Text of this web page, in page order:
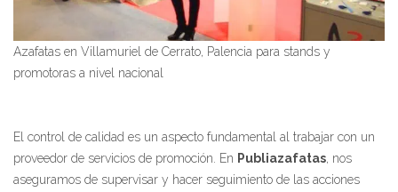
Azafatas en Villamuriel de Cerrato, Palencia para stands y
promotoras a nivel nacional
El control de calidad es un aspecto fundamental al trabajar con un
proveedor de servicios de promoción. En Publiazafatas , nos
aseguramos de supervisar y hacer seguimiento de las acciones